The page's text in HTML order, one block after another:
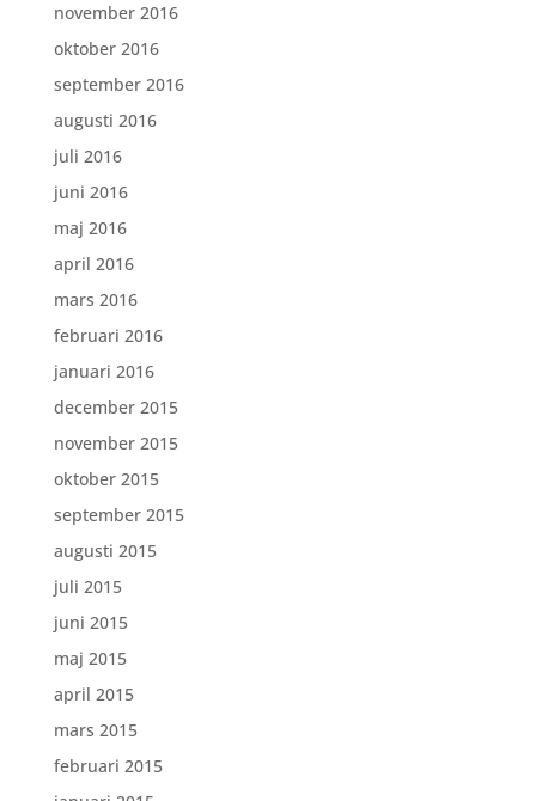
november 2016
oktober 2016
september 2016
augusti 2016
juli 2016
juni 2016
maj 2016
april 2016
mars 2016
februari 2016
januari 2016
december 2015
november 2015
oktober 2015
september 2015
augusti 2015
juli 2015
juni 2015
maj 2015
april 2015
mars 2015
februari 2015